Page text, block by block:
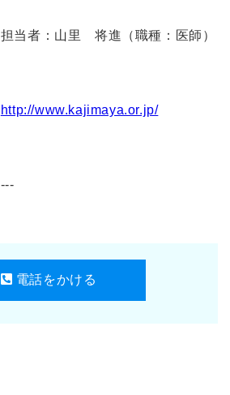
担当者：山里 将進（職種：医師）
http://www.kajimaya.or.jp/
---
電話をかける